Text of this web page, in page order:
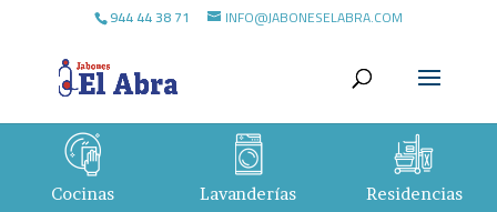
944 44 38 71 INFO@JABONESELABRA.COM
Cocinas Lavanderías Residencias